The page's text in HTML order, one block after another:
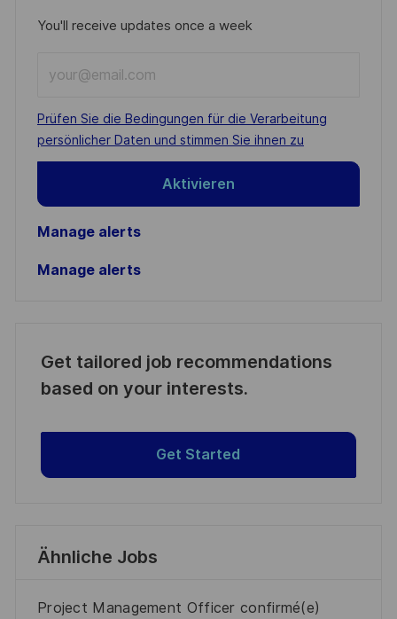
You'll receive updates once a week
Email
address
(Required)
Required
Prüfen Sie die Bedingungen für die Verarbeitung
persönlicher Daten und stimmen Sie ihnen zu
Aktivieren
Manage alerts
Manage alerts
Get tailored job recommendations
based on your interests.
Get Started
Ähnliche Jobs
Project Management Officer confirmé(e)